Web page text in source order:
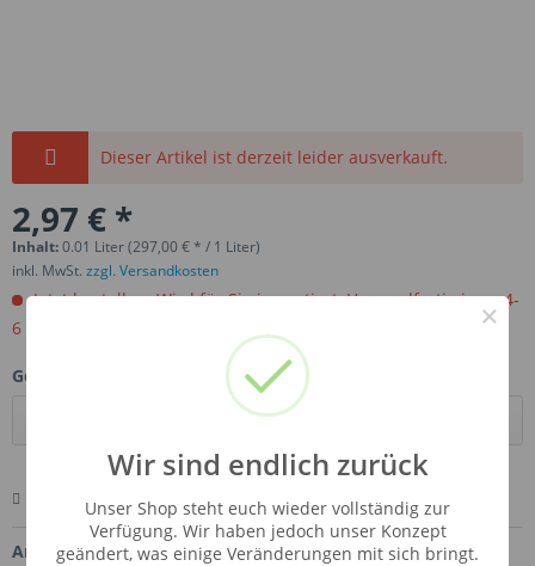
Dieser Artikel ist derzeit leider ausverkauft.
2,97 € *
Inhalt:0.01 Liter (297,00 € * / 1 Liter)
inkl. MwSt. zzgl. Versandkosten
Jetzt bestellen. Wird für Sie importiert. Versandfertig in ca 4-
6 Wochen.
Gebinde:
Merken Bewerten Fragen zum Artikel
Artikel-Nr.: SSA-MASCRE
×
Wir sind endlich zurück
Unser Shop steht euch wieder vollständig zur
Verfügung. Wir haben jedoch unser Konzept
geändert, was einige Veränderungen mit sich bringt.